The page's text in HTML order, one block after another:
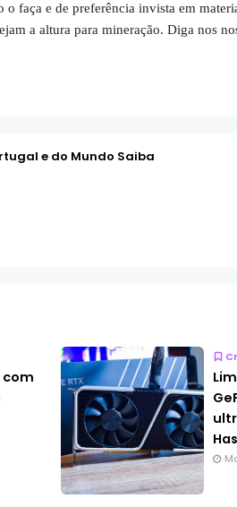
o faça e de preferência invista em
a altura para mineração. Diga nos
e do Mundo Saiba
com